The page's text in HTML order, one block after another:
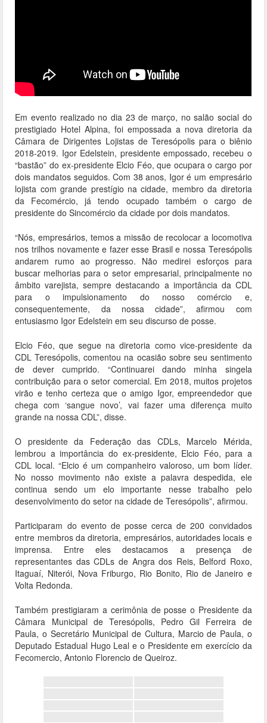
Em evento realizado no dia 23 de março, no salão social do
prestigiado Hotel Alpina, foi empossada a nova diretoria da
Câmara de Dirigentes Lojistas de Teresópolis para o biênio
2018-2019. Igor Edelstein, presidente empossado, recebeu o
“bastão” do ex-presidente Elcio Féo, que ocupara o cargo por
dois mandatos seguidos. Com 38 anos, Igor é um empresário
lojista com grande prestígio na cidade, membro da diretoria
da Fecomércio, já tendo ocupado também o cargo de
presidente do Sincomércio da cidade por dois mandatos.
“Nós, empresários, temos a missão de recolocar a locomotiva
nos trilhos novamente e fazer esse Brasil e nossa Teresópolis
andarem rumo ao progresso. Não medirei esforços para
buscar melhorias para o setor empresarial, principalmente no
âmbito varejista, sempre destacando a importância da CDL
para o impulsionamento do nosso comércio e,
consequentemente, da nossa cidade”, afirmou com
entusiasmo Igor Edelstein em seu discurso de posse.
Elcio Féo, que segue na diretoria como vice-presidente da
CDL Teresópolis, comentou na ocasião sobre seu sentimento
de dever cumprido. “Continuarei dando minha singela
contribuição para o setor comercial. Em 2018, muitos projetos
virão e tenho certeza que o amigo Igor, empreendedor que
chega com ‘sangue novo’, vai fazer uma diferença muito
grande na nossa CDL”, disse.
O presidente da Federação das CDLs, Marcelo Mérida,
lembrou a importância do ex-presidente, Elcio Féo, para a
CDL local. “Elcio é um companheiro valoroso, um bom líder.
No nosso movimento não existe a palavra despedida, ele
continua sendo um elo importante nesse trabalho pelo
desenvolvimento do setor na cidade de Teresópolis”, afirmou.
Participaram do evento de posse cerca de 200 convidados
entre membros da diretoria, empresários, autoridades locais e
imprensa. Entre eles destacamos a presença de
representantes das CDLs de Angra dos Reis, Belford Roxo,
Itaguaí, Niterói, Nova Friburgo, Rio Bonito, Rio de Janeiro e
Volta Redonda.
Também prestigiaram a cerimônia de posse o Presidente da
Câmara Municipal de Teresópolis, Pedro Gil Ferreira de
Paula, o Secretário Municipal de Cultura, Marcio de Paula, o
Deputado Estadual Hugo Leal e o Presidente em exercício da
Fecomercio, Antonio Florencio de Queiroz.